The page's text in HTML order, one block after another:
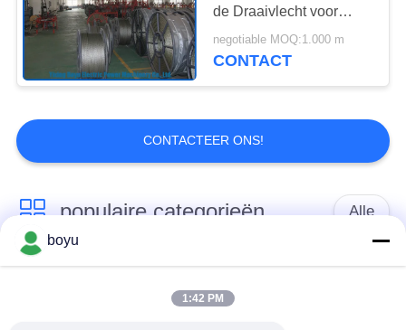
de Draaivlecht voor
Luchtmachtskabels die
28mm 580kN
negotiable MOQ:1.000 m
CONTACT
CONTACTEER ONS!
populaire categorieën Alle
vastbinden
boyu
1:42 PM